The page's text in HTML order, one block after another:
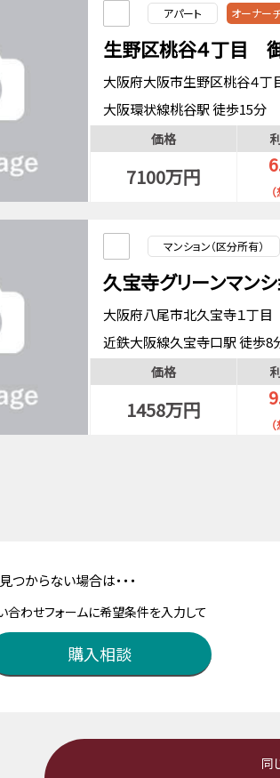
アパート オーナー
生野区桃谷４丁目
大阪府大阪市生野区桃谷４丁
大阪環状線桃谷駅 徒歩15分
大阪環状線鶴橋駅 徒歩15分
近鉄大阪線鶴橋駅 徒歩15分
価格
7100万円
マンション（区分所有）
久宝寺グリーンマンシ
大阪府八尾市北久宝寺１丁目
近鉄大阪線久宝寺口駅 徒歩8
価格
1458万円
からない場合は・・・
合わせフォームに希望条件を入力して
購入相談
同